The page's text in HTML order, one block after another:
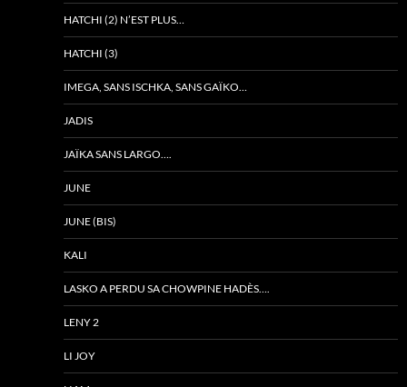
HATCHI (2) N’EST PLUS…
HATCHI (3)
IMEGA, SANS ISCHKA, SANS GAÏKO…
JADIS
JAÏKA SANS LARGO….
JUNE
JUNE (BIS)
KALI
LASKO A PERDU SA CHOWPINE HADÈS….
LENY 2
LI JOY